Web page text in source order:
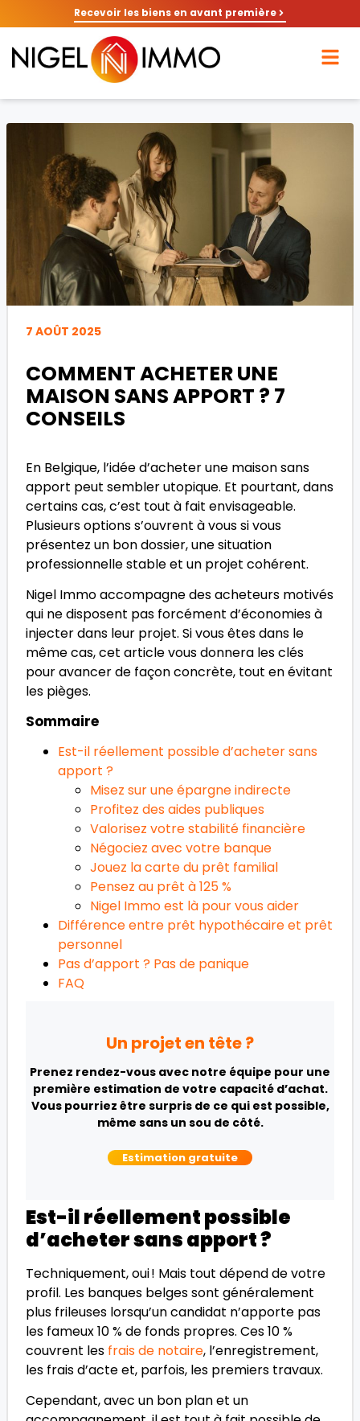
Recevoir les biens en avant première
7 AOÛT 2025
COMMENT ACHETER UNE
MAISON SANS APPORT ? 7
CONSEILS
En Belgique, l’idée d’acheter une maison sans
apport peut sembler utopique. Et pourtant, dans
certains cas, c’est tout à fait envisageable.
Plusieurs options s’ouvrent à vous si vous
présentez un bon dossier, une situation
professionnelle stable et un projet cohérent.
Nigel Immo accompagne des acheteurs motivés
qui ne disposent pas forcément d’économies à
injecter dans leur projet. Si vous êtes dans le
même cas, cet article vous donnera les clés
pour avancer de façon concrète, tout en évitant
les pièges.
Sommaire
Est-il réellement possible d’acheter sans
apport ?
Misez sur une épargne indirecte
Profitez des aides publiques
Valorisez votre stabilité financière
Négociez avec votre banque
Jouez la carte du prêt familial
Pensez au prêt à 125 %
Nigel Immo est là pour vous aider
Différence entre prêt hypothécaire et prêt
personnel
Pas d’apport ? Pas de panique
FAQ
Un projet en tête ?
Prenez rendez-vous avec notre équipe pour une
première estimation de votre capacité d’achat.
Vous pourriez être surpris de ce qui est possible,
même sans un sou de côté.
Estimation gratuite
Est-il réellement possible
d’acheter sans apport ?
Techniquement, oui ! Mais tout dépend de votre
profil. Les banques belges sont généralement
plus frileuses lorsqu’un candidat n’apporte pas
les fameux 10 % de fonds propres. Ces 10 %
couvrent les frais de notaire, l’enregistrement,
les frais d’acte et, parfois, les premiers travaux.
Cependant, avec un bon plan et un